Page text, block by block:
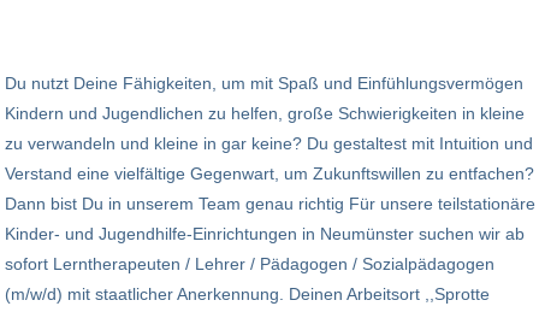
Du nutzt Deine Fähigkeiten, um mit Spaß und Einfühlungsvermögen
Kindern und Ju­gendlichen zu helfen, große Schwierigkeiten in kleine
zu verwandeln und kleine in gar keine? Du gestaltest mit Intuition und
Verstand eine vielfältige Gegenwart, um Zukunfts­willen zu entfachen?
Dann bist Du in unserem Team genau richtig Für unsere teilstatio­näre
Kinder- und Jugendhilfe-Einrichtungen in Neumünster suchen wir ab
sofort Lerntherapeuten / Lehrer / Pädagogen / Sozialpädagogen
(m/w/d) mit staatlicher Anerkennung. Deinen Arbeitsort ,,Sprotte